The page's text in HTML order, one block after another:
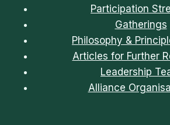
Participation
Gatherings
Philosophy &
Articles for Further
Leadership
Alliance